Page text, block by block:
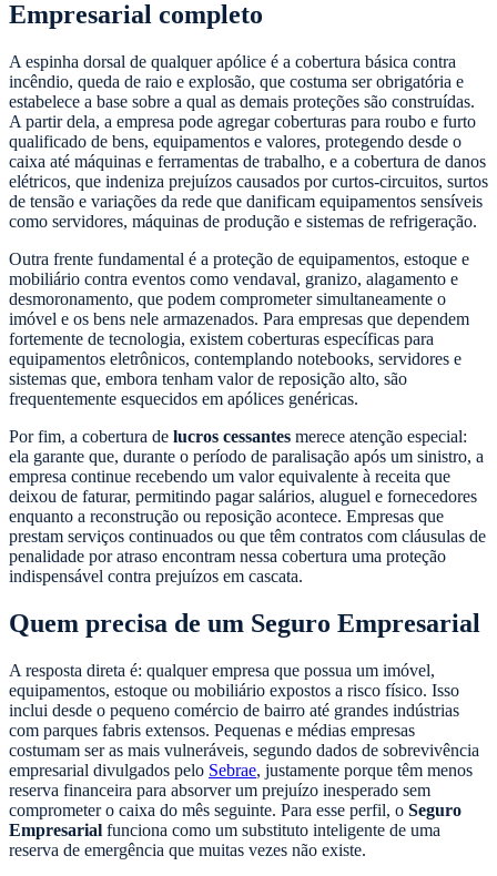
Empresarial completo
A espinha dorsal de qualquer apólice é a cobertura básica contra
incêndio, queda de raio e explosão, que costuma ser obrigatória e
estabelece a base sobre a qual as demais proteções são construídas.
A partir dela, a empresa pode agregar coberturas para roubo e furto
qualificado de bens, equipamentos e valores, protegendo desde o
caixa até máquinas e ferramentas de trabalho, e a cobertura de danos
elétricos, que indeniza prejuízos causados por curtos-circuitos, surtos
de tensão e variações da rede que danificam equipamentos sensíveis
como servidores, máquinas de produção e sistemas de refrigeração.
Outra frente fundamental é a proteção de equipamentos, estoque e
mobiliário contra eventos como vendaval, granizo, alagamento e
desmoronamento, que podem comprometer simultaneamente o
imóvel e os bens nele armazenados. Para empresas que dependem
fortemente de tecnologia, existem coberturas específicas para
equipamentos eletrônicos, contemplando notebooks, servidores e
sistemas que, embora tenham valor de reposição alto, são
frequentemente esquecidos em apólices genéricas.
Por fim, a cobertura de lucros cessantes merece atenção especial:
ela garante que, durante o período de paralisação após um sinistro, a
empresa continue recebendo um valor equivalente à receita que
deixou de faturar, permitindo pagar salários, aluguel e fornecedores
enquanto a reconstrução ou reposição acontece. Empresas que
prestam serviços continuados ou que têm contratos com cláusulas de
penalidade por atraso encontram nessa cobertura uma proteção
indispensável contra prejuízos em cascata.
Quem precisa de um Seguro Empresarial
A resposta direta é: qualquer empresa que possua um imóvel,
equipamentos, estoque ou mobiliário expostos a risco físico. Isso
inclui desde o pequeno comércio de bairro até grandes indústrias
com parques fabris extensos. Pequenas e médias empresas
costumam ser as mais vulneráveis, segundo dados de sobrevivência
empresarial divulgados pelo Sebrae, justamente porque têm menos
reserva financeira para absorver um prejuízo inesperado sem
comprometer o caixa do mês seguinte. Para esse perfil, o Seguro
Empresarial funciona como um substituto inteligente de uma
reserva de emergência que muitas vezes não existe.